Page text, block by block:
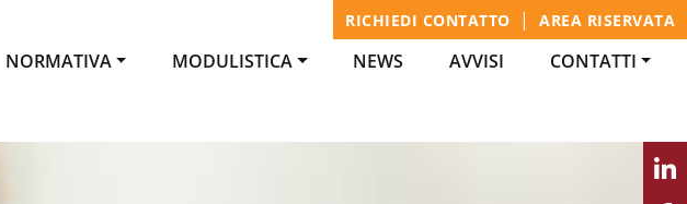
RICHIEDI CONTATTO | AREA RISERVATA
NORMATIVA MODULISTICA NEWS AVVISI CONTATTI